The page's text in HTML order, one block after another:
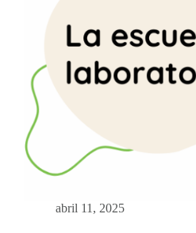
abril 11, 2025